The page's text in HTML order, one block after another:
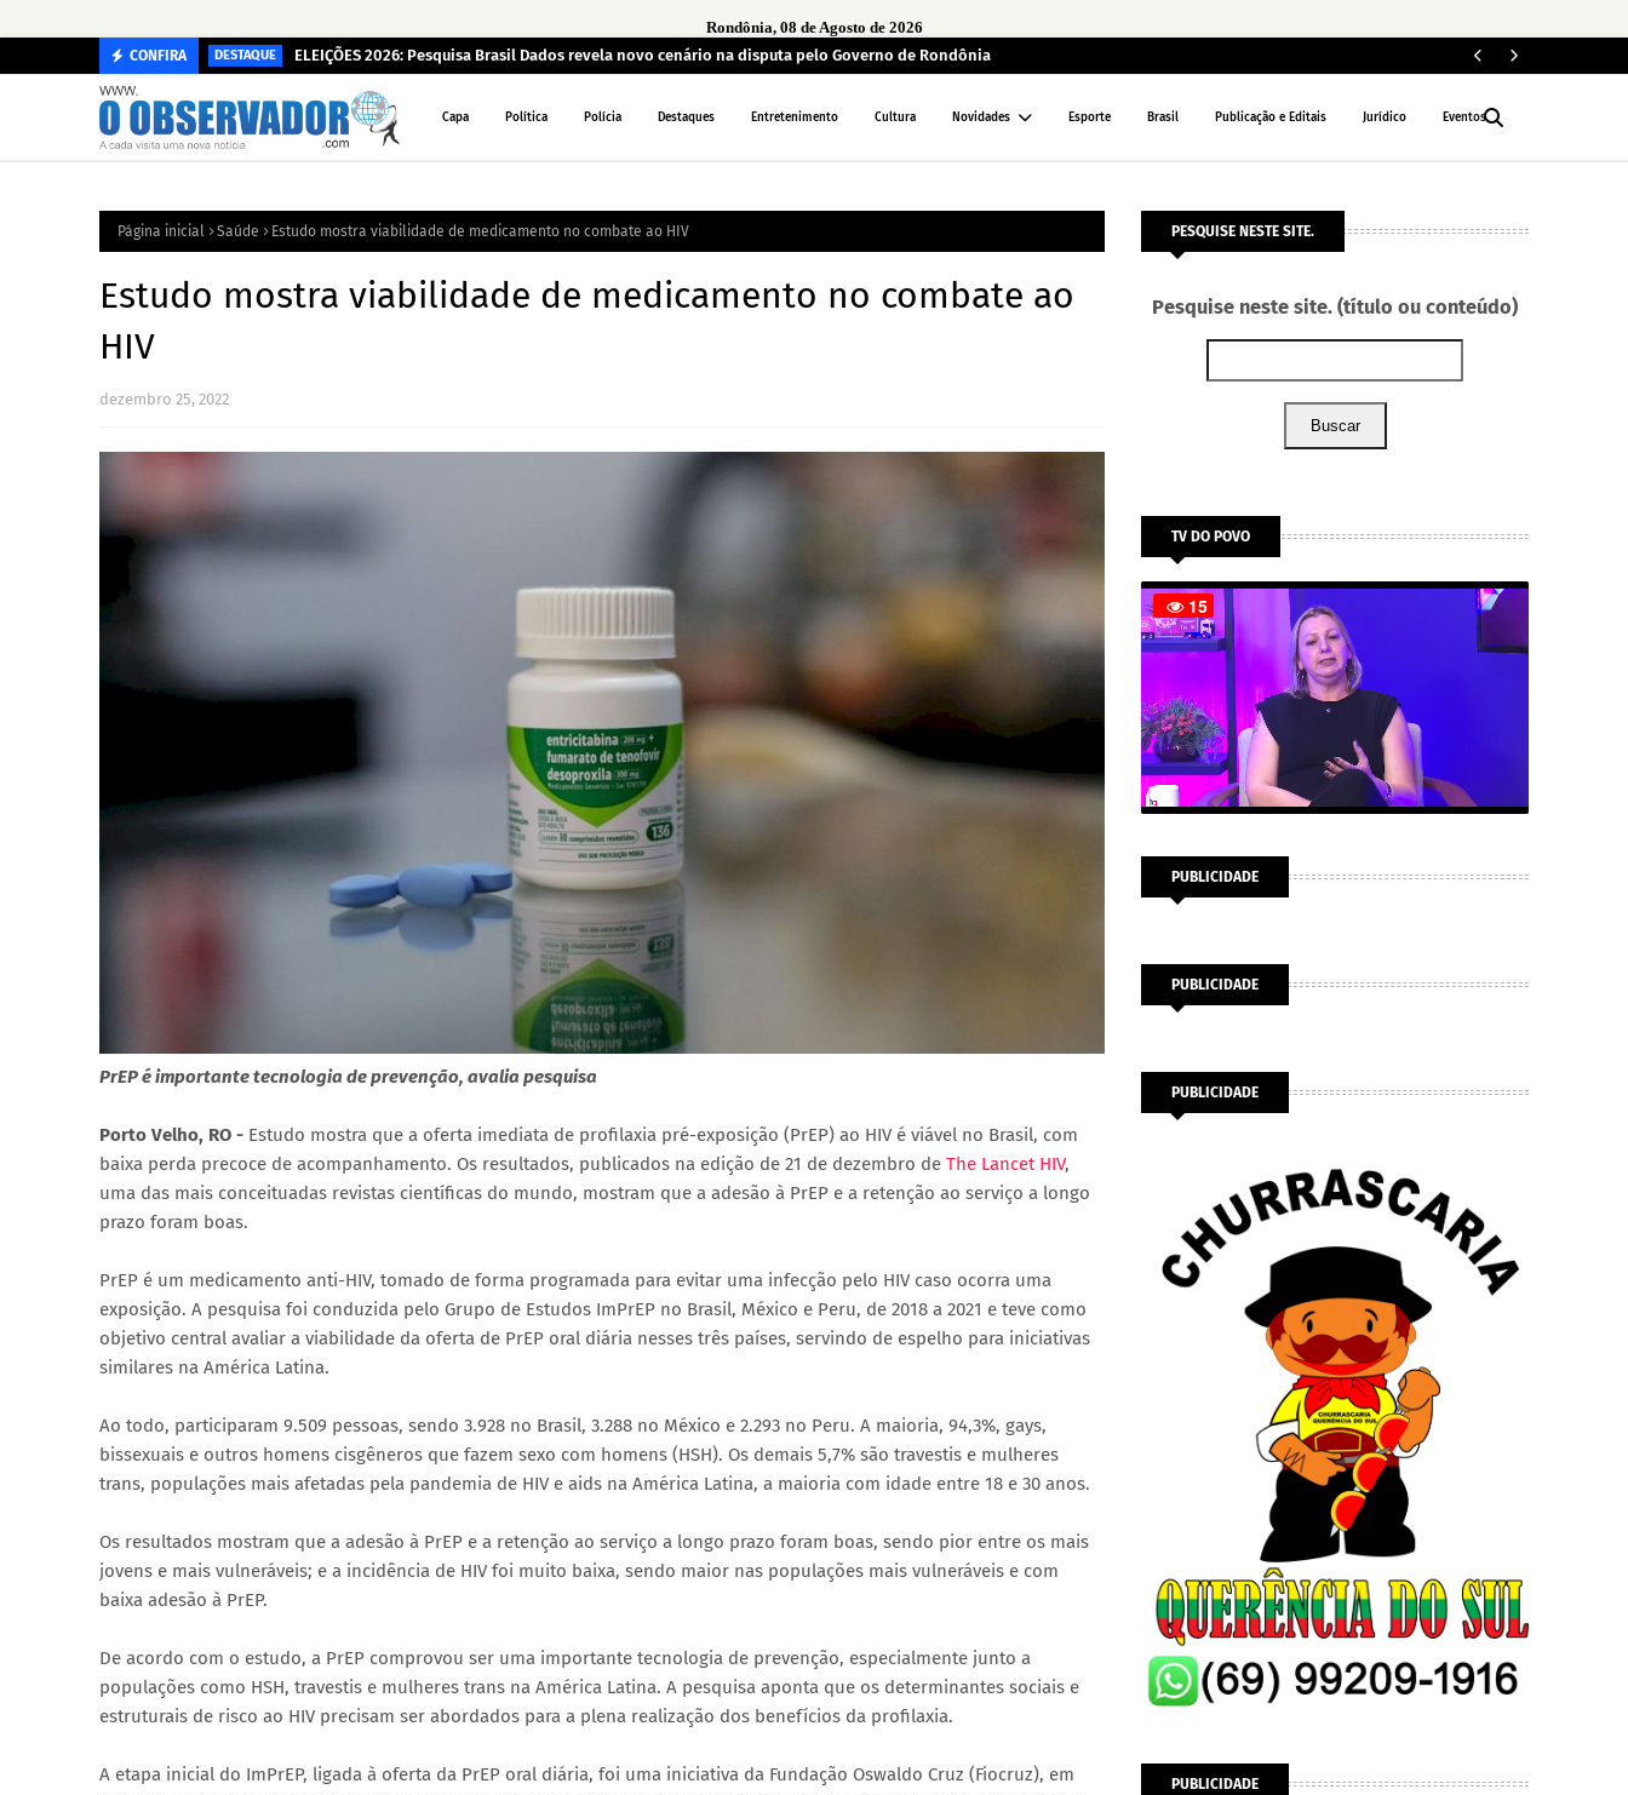
Rondônia, 08 de Agosto de 2026
CONFIRA DESTAQUE ELEIÇÕES 2026: Pesquisa Brasil Dados revela novo cenário na disputa pelo Governo de Rondônia
Capa Política Polícia Destaques Entretenimento Cultura Novidades Esporte Brasil Publicação e Editais Jurídico Eventos
Página inicial Saúde Estudo mostra viabilidade de medicamento no combate ao HIV
Estudo mostra viabilidade de medicamento no combate ao
HIV
dezembro 25, 2022
PrEP é importante tecnologia de prevenção, avalia pesquisa
Porto Velho, RO - Estudo mostra que a oferta imediata de profilaxia pré-exposição (PrEP) ao HIV é viável no Brasil, com
baixa perda precoce de acompanhamento. Os resultados, publicados na edição de 21 de dezembro de The Lancet HIV,
uma das mais conceituadas revistas científicas do mundo, mostram que a adesão à PrEP e a retenção ao serviço a longo
prazo foram boas.
PrEP é um medicamento anti-HIV, tomado de forma programada para evitar uma infecção pelo HIV caso ocorra uma
exposição. A pesquisa foi conduzida pelo Grupo de Estudos ImPrEP no Brasil, México e Peru, de 2018 a 2021 e teve como
objetivo central avaliar a viabilidade da oferta de PrEP oral diária nesses três países, servindo de espelho para iniciativas
similares na América Latina.
Ao todo, participaram 9.509 pessoas, sendo 3.928 no Brasil, 3.288 no México e 2.293 no Peru. A maioria, 94,3%, gays,
bissexuais e outros homens cisgêneros que fazem sexo com homens (HSH). Os demais 5,7% são travestis e mulheres
trans, populações mais afetadas pela pandemia de HIV e aids na América Latina, a maioria com idade entre 18 e 30 anos.
Os resultados mostram que a adesão à PrEP e a retenção ao serviço a longo prazo foram boas, sendo pior entre os mais
jovens e mais vulneráveis; e a incidência de HIV foi muito baixa, sendo maior nas populações mais vulneráveis e com
baixa adesão à PrEP.
De acordo com o estudo, a PrEP comprovou ser uma importante tecnologia de prevenção, especialmente junto a
populações como HSH, travestis e mulheres trans na América Latina. A pesquisa aponta que os determinantes sociais e
estruturais de risco ao HIV precisam ser abordados para a plena realização dos benefícios da profilaxia.
A etapa inicial do ImPrEP, ligada à oferta da PrEP oral diária, foi uma iniciativa da Fundação Oswaldo Cruz (Fiocruz), em
PESQUISE NESTE SITE.
Pesquise neste site. (título ou conteúdo)
Buscar
TV DO POVO
PUBLICIDADE
PUBLICIDADE
PUBLICIDADE
PUBLICIDADE